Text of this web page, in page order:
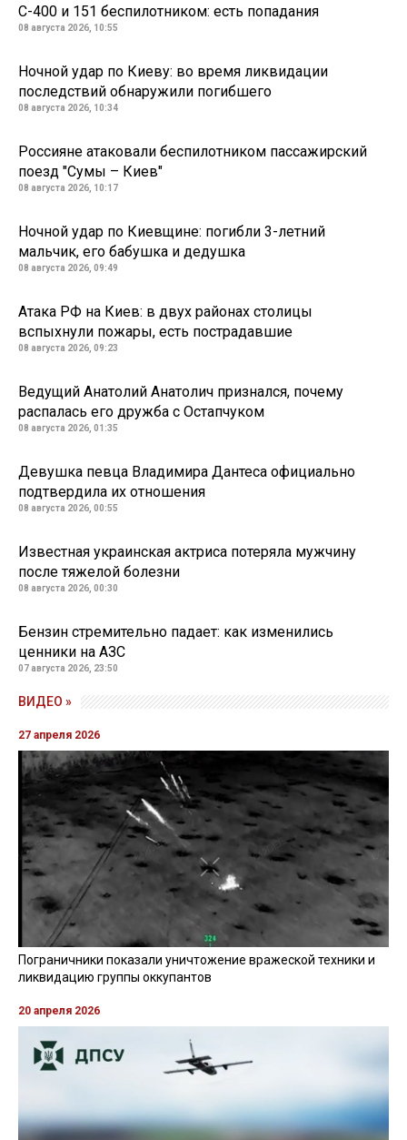
С-400 и 151 беспилотником: есть попадания
08 августа 2026, 10:55
Ночной удар по Киеву: во время ликвидации
последствий обнаружили погибшего
08 августа 2026, 10:34
Россияне атаковали беспилотником пассажирский
поезд "Сумы – Киев"
08 августа 2026, 10:17
Ночной удар по Киевщине: погибли 3-летний
мальчик, его бабушка и дедушка
08 августа 2026, 09:49
Атака РФ на Киев: в двух районах столицы
вспыхнули пожары, есть пострадавшие
08 августа 2026, 09:23
Ведущий Анатолий Анатолич признался, почему
распалась его дружба с Остапчуком
08 августа 2026, 01:35
Девушка певца Владимира Дантеса официально
подтвердила их отношения
08 августа 2026, 00:55
Известная украинская актриса потеряла мужчину
после тяжелой болезни
08 августа 2026, 00:30
Бензин стремительно падает: как изменились
ценники на АЗС
07 августа 2026, 23:50
ВИДЕО »
27 апреля 2026
Пограничники показали уничтожение вражеской техники и
ликвидацию группы оккупантов
20 апреля 2026